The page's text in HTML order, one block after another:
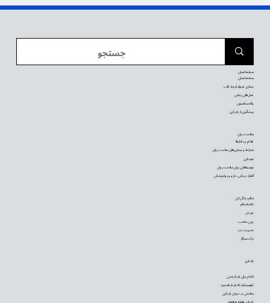
بارداری
اقدام برای باردار شدن
فهمیده‌اید که باردار هستید
سلامتی در دوران بارداری
سالم زندگی کن
تغذیه سالم
ورزش
وزن مناسب
مدیریت درد
ترک سیگار
سلامت روان
علائم و رفتارها
شرایط و بیماری‌های سلامت روان
خودیاری
توصیه‌‌هایی برای سلامت روان
گفتار درمانی، دارو و روانپزشکی
صفحه اصلی
صفحه اصلی
بیماری عروق کرونر قلب
عمل‌های زیبایی
واکسیناسیون
پیشگیری از بارداری